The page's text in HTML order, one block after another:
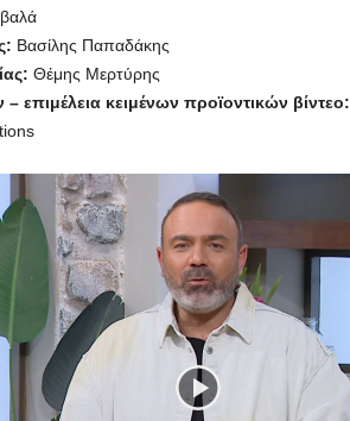
Βασίλης Παπαδάκης
Θέμης Μερτύρης
– επιμέλεια κειμένων προϊοντικών βίντεο: